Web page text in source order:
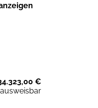
€
ausweisbar